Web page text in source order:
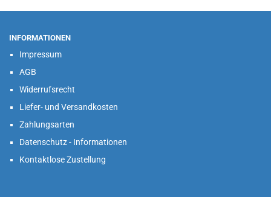
INFORMATIONEN
Impressum
AGB
Widerrufsrecht
Liefer- und Versandkosten
Zahlungsarten
Datenschutz - Informationen
Kontaktlose Zustellung